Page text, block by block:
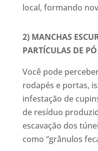
local, formando
2) MANCHAS
PARTÍCULAS DE PÓ
Você pode
rodapés e portas,
infestação de
de resíduo
escavação dos
como “grânulos